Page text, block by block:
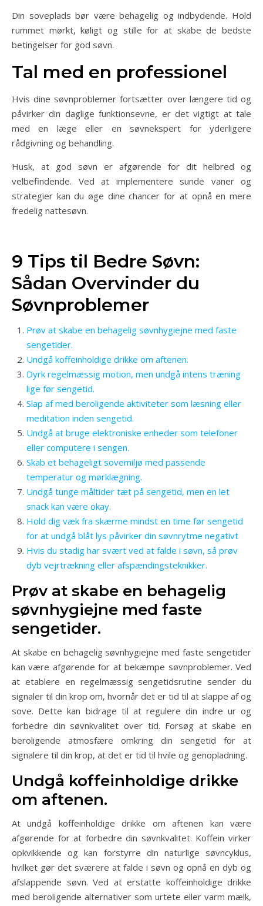
Din soveplads bør være behagelig og indbydende. Hold
rummet mørkt, køligt og stille for at skabe de bedste
betingelser for god søvn.
Tal med en professionel
Hvis dine søvnproblemer fortsætter over længere tid og
påvirker din daglige funktionsevne, er det vigtigt at tale
med en læge eller en søvnekspert for yderligere
rådgivning og behandling.
Husk, at god søvn er afgørende for dit helbred og
velbefindende. Ved at implementere sunde vaner og
strategier kan du øge dine chancer for at opnå en mere
fredelig nattesøvn.
9 Tips til Bedre Søvn:
Sådan Overvinder du
Søvnproblemer
Prøv at skabe en behagelig søvnhygiejne med faste
sengetider.
Undgå koffeinholdige drikke om aftenen.
Dyrk regelmæssig motion, men undgå intens træning
lige før sengetid.
Slap af med beroligende aktiviteter som læsning eller
meditation inden sengetid.
Undgå at bruge elektroniske enheder som telefoner
eller computere i sengen.
Skab et behageligt sovemiljø med passende
temperatur og mørklægning.
Undgå tunge måltider tæt på sengetid, men en let
snack kan være okay.
Hold dig væk fra skærme mindst en time før sengetid
for at undgå blåt lys påvirker din søvnrytme negativt
Hvis du stadig har svært ved at falde i søvn, så prøv
dyb vejrtrækning eller afspændingsteknikker.
Prøv at skabe en behagelig
søvnhygiejne med faste
sengetider.
At skabe en behagelig søvnhygiejne med faste sengetider
kan være afgørende for at bekæmpe søvnproblemer. Ved
at etablere en regelmæssig sengetidsrutine sender du
signaler til din krop om, hvornår det er tid til at slappe af og
sove. Dette kan bidrage til at regulere din indre ur og
forbedre din søvnkvalitet over tid. Forsøg at skabe en
beroligende atmosfære omkring din sengetid for at
signalere til din krop, at det er tid til hvile og genopladning.
Undgå koffeinholdige drikke
om aftenen.
At undgå koffeinholdige drikke om aftenen kan være
afgørende for at forbedre din søvnkvalitet. Koffein virker
opkvikkende og kan forstyrre din naturlige søvncyklus,
hvilket gør det sværere at falde i søvn og opnå en dyb og
afslappende søvn. Ved at erstatte koffeinholdige drikke
med beroligende alternativer som urtete eller varm mælk,